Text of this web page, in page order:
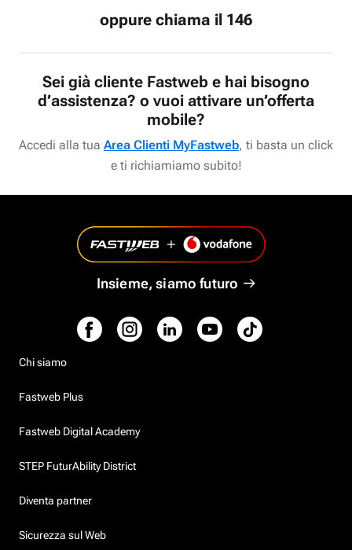
oppure chiama il 146
Sei già cliente Fastweb e hai bisogno
d’assistenza? o vuoi attivare un’offerta
mobile?
Accedi alla tua Area Clienti MyFastweb, ti basta un click
e ti richiamiamo subito!
Insieme, siamo futuro
Chi siamo
Fastweb Plus
Fastweb Digital Academy
STEP FuturAbility District
Diventa partner
Sicurezza sul Web